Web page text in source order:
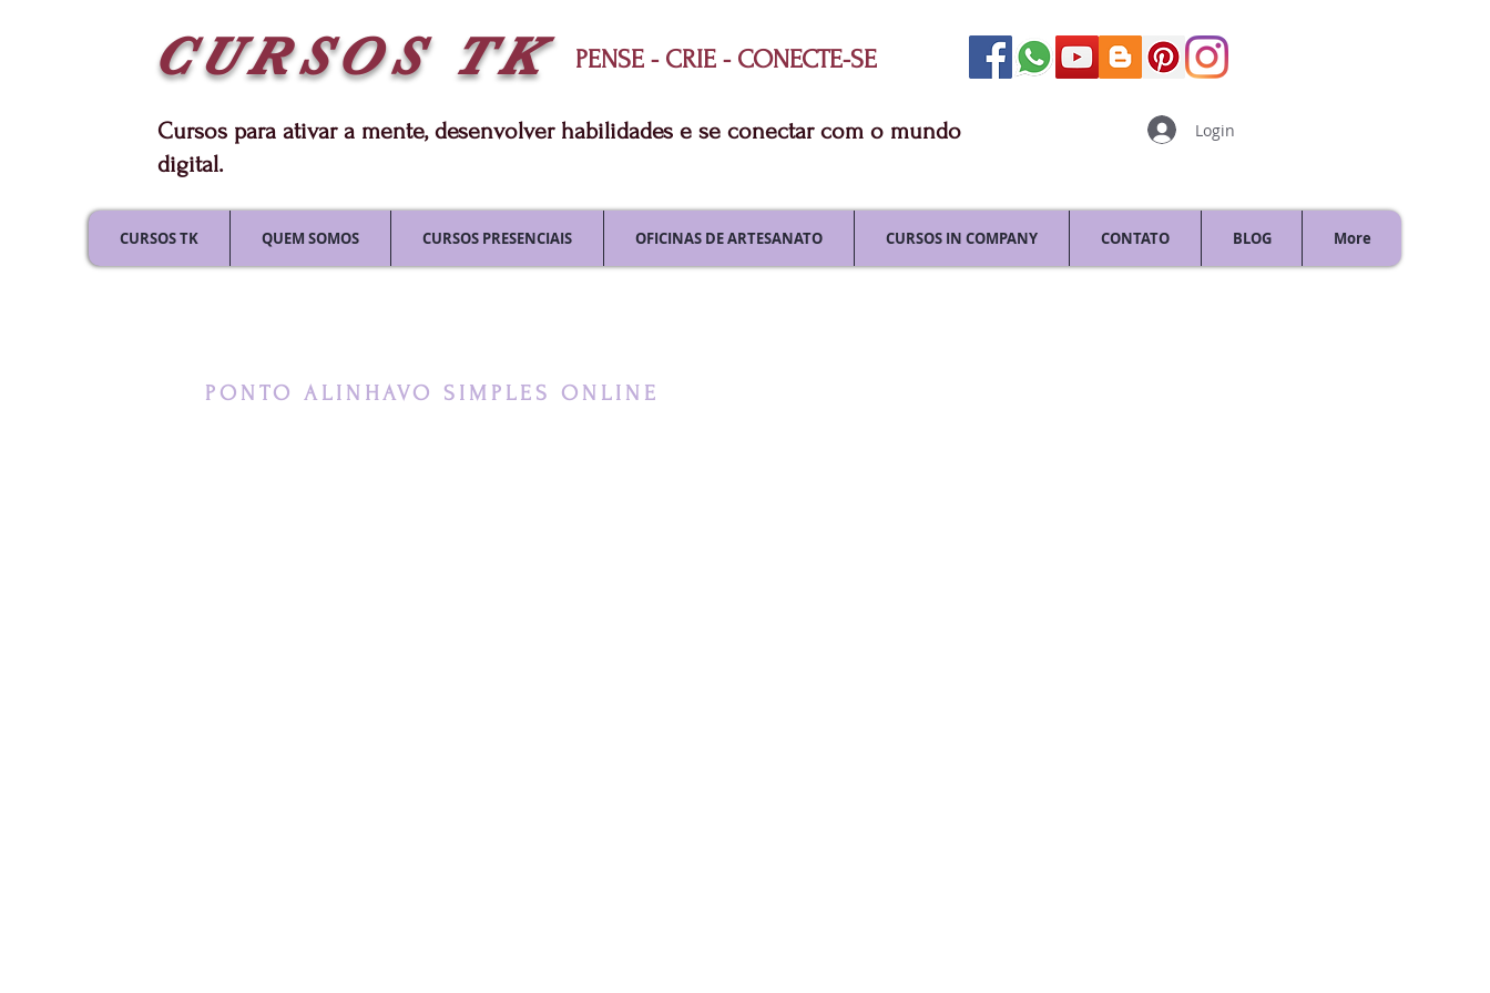
CURSOS TK PENSE - CRIE - CONECTE-SE
Cursos para ativar a mente, desenvolver habilidades e se conectar com o mundo
digital.
Login
CURSOS TK QUEM SOMOS CURSOS PRESENCIAIS OFICINAS DE ARTESANATO CURSOS IN COMPANY CONTATO BLOG More
PONTO ALINHAVO SIMPLES ONLINE